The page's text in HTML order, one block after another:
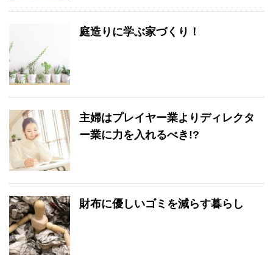
庭造りに学ぶ家づくり！
主婦はプレイヤー業よりディレクタ
ー業に力を入れるべき!?
財布に優しいゴミを減らす暮らし